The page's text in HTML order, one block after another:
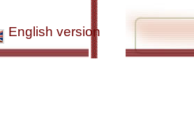
English version